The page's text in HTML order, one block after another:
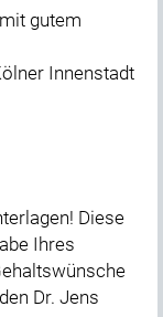
gutem
Innenstadt
Diese
Ihres
Dr. Jens